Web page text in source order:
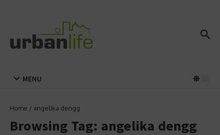
MENU
Home / angelika dengg
Browsing Tag: angelika dengg